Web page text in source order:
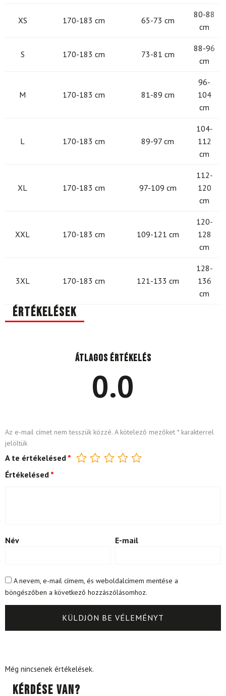
XS 170-183 cm 65-73 cm
80-88
cm
S 170-183 cm 73-81 cm
88-96
cm
M 170-183 cm 81-89 cm
96-
104
cm
L 170-183 cm 89-97 cm
104-
112
cm
XL 170-183 cm 97-109 cm
112-
120
cm
XXL 170-183 cm 109-121 cm
120-
128
cm
3XL 170-183 cm 121-133 cm
128-
136
cm
Értékelések
Átlagos értékelés
0.0
Az e-mail címet nem tesszük közzé. A kötelező mezőket *karakterrel
jelöltük
A te értékelésed *
Értékelésed *
Név E-mail
A nevem, e-mail címem, és weboldalcímem mentése a
böngészőben a következő hozzászólásomhoz.
Még nincsenek értékelések.
Kérdése van?